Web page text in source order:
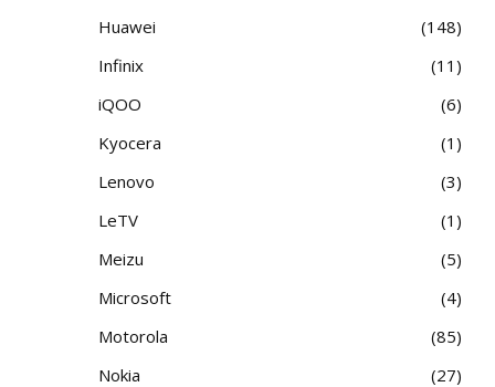
Huawei
148
Infinix
11
iQOO
6
Kyocera
1
Lenovo
3
LeTV
1
Meizu
5
Microsoft
4
Motorola
85
Nokia
27